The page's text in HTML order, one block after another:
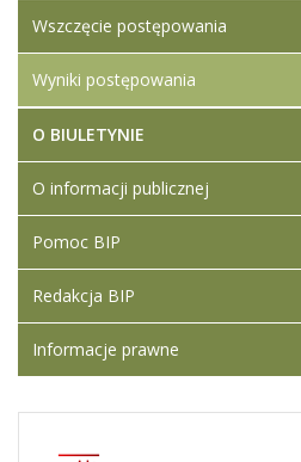
Wszczęcie postępowania
Wyniki postępowania
O BIULETYNIE
O informacji publicznej
Pomoc BIP
Redakcja BIP
Informacje prawne